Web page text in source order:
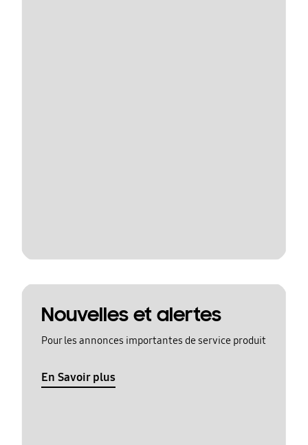
Nouvelles et alertes
Pour les annonces importantes de service produit
En Savoir plus